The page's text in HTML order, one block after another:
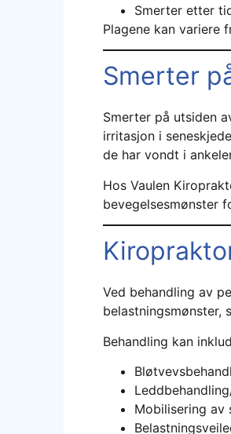
Smerter etter
Plagene kan variere
Smerter
Smerter på utsiden
irritasjon i
de har vondt i
Hos Vaulen
bevegelsesmønster
Ved behandling av
belastningsmønster,
Behandling kan
Mobilisering av